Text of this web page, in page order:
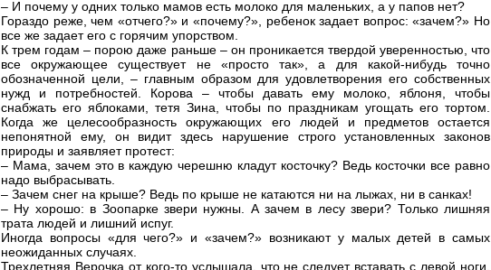
– И почему у одних только мамов есть молоко для маленьких, а у папов нет?
Гораздо реже, чем «отчего?» и «почему?», ребенок задает вопрос: «зачем?» Но
все же задает его с горячим упорством.
К трем годам – порою даже раньше – он проникается твердой уверенностью, что
все окружающее существует не «просто так», а для какой-нибудь точно
обозначенной цели, – главным образом для удовлетворения его собственных
нужд и потребностей. Корова – чтобы давать ему молоко, яблоня, чтобы
снабжать его яблоками, тетя Зина, чтобы по праздникам угощать его тортом.
Когда же целесообразность окружающих его людей и предметов остается
непонятной ему, он видит здесь нарушение строго установленных законов
природы и заявляет протест:
– Мама, зачем это в каждую черешню кладут косточку? Ведь косточки все равно
надо выбрасывать.
– Зачем снег на крыше? Ведь по крыше не катаются ни на лыжах, ни в санках!
– Ну хорошо: в Зоопарке звери нужны. А зачем в лесу звери? Только лишняя
трата людей и лишний испуг.
Иногда вопросы «для чего?» и «зачем?» возникают у малых детей в самых
неожиданных случаях.
Трехлетняя Верочка от кого-то услышала, что не следует вставать с левой ноги,